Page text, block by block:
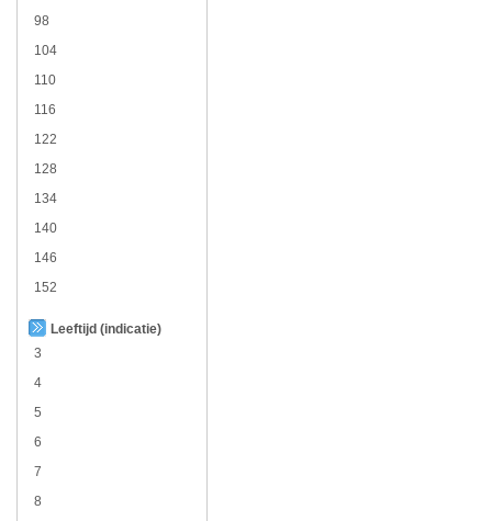
98
104
110
116
122
128
134
140
146
152
Leeftijd (indicatie)
3
4
5
6
7
8